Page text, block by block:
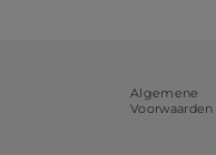
Algemene
Voorwaarden